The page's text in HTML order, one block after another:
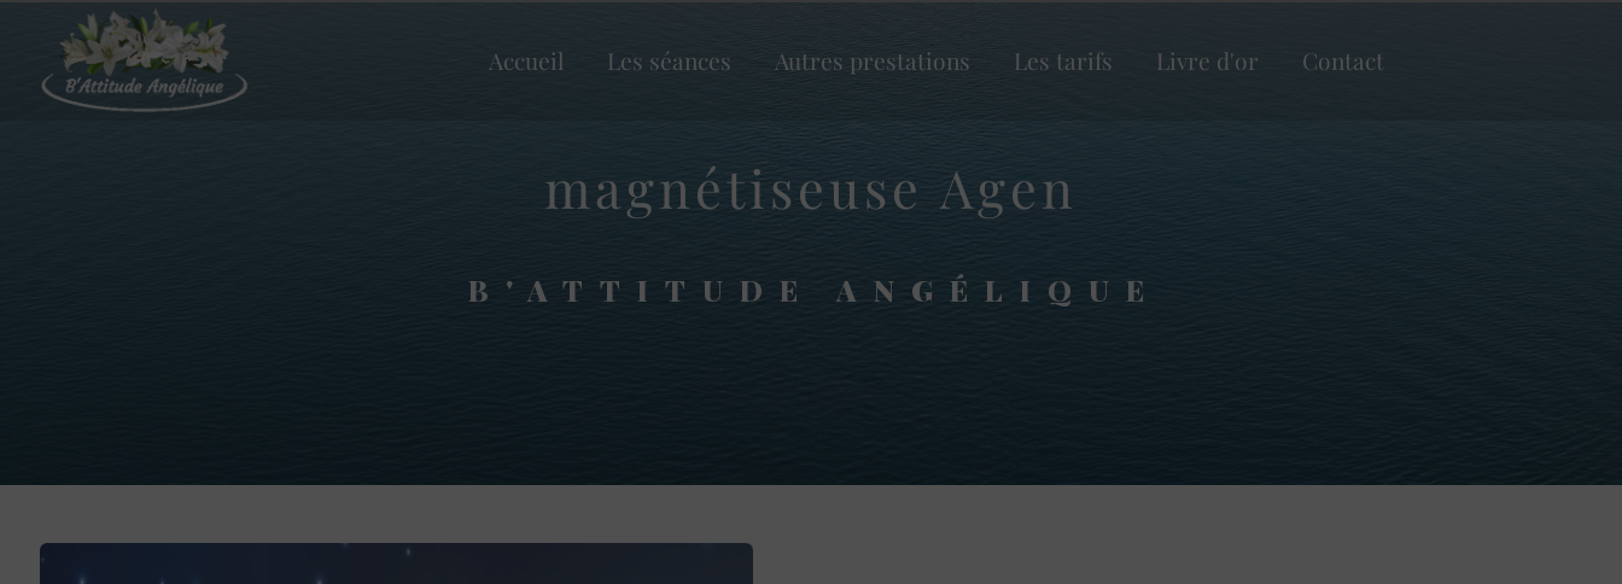
Accueil Les séances Autres prestations Les tarifs Livre d'or Contact
magnétiseuse Agen
B'ATTITUDE ANGÉLIQUE
Panneau de gestion des cookies